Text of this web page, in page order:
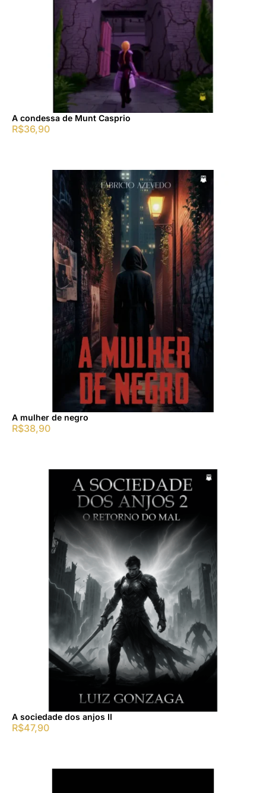
A condessa de Munt Casprio
R$36,90
A mulher de negro
R$38,90
A sociedade dos anjos II
R$47,90